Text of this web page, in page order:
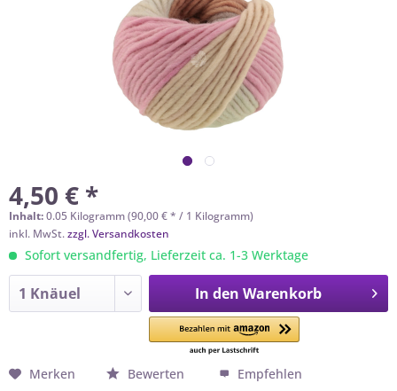
4,50 € *
Inhalt:0.05 Kilogramm (90,00 € * / 1 Kilogramm)
inkl. MwSt.zzgl. Versandkosten
Sofort versandfertig, Lieferzeit ca. 1-3 Werktage
In den Warenkorb
Merken Bewerten Empfehlen